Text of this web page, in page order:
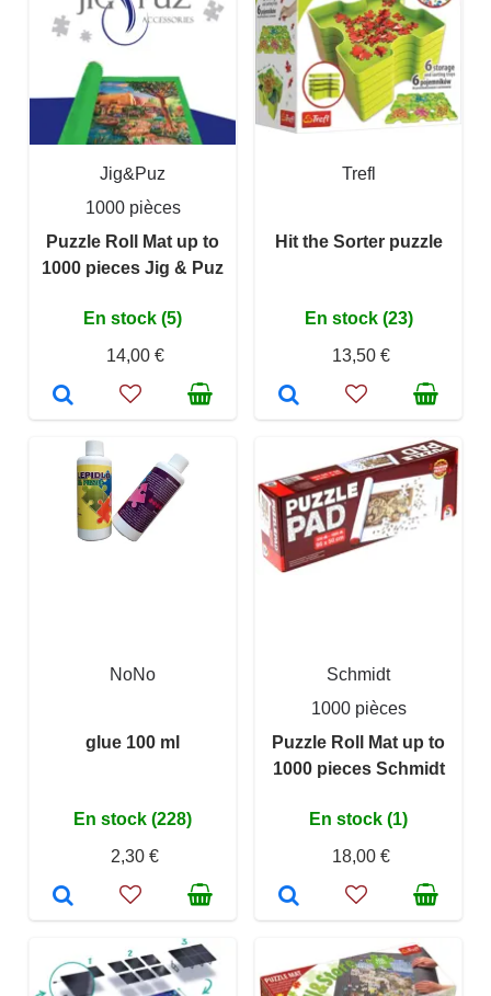
Jig&Puz
1000 pièces
Puzzle Roll Mat up to
1000 pieces Jig & Puz
En stock (5)
14,00 €
Trefl
Hit the Sorter puzzle
En stock (23)
13,50 €
NoNo
glue 100 ml
En stock (228)
2,30 €
Schmidt
1000 pièces
Puzzle Roll Mat up to
1000 pieces Schmidt
En stock (1)
18,00 €